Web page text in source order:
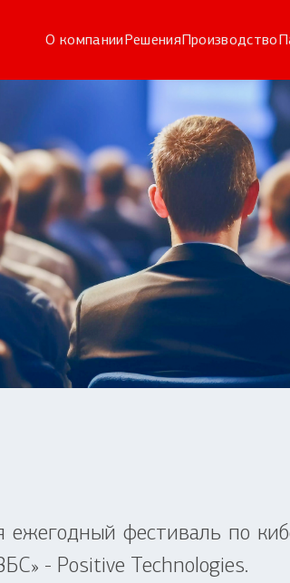
О компанииРешенияПроизводство
ежегодный фестиваль по
- Positive Technologies.